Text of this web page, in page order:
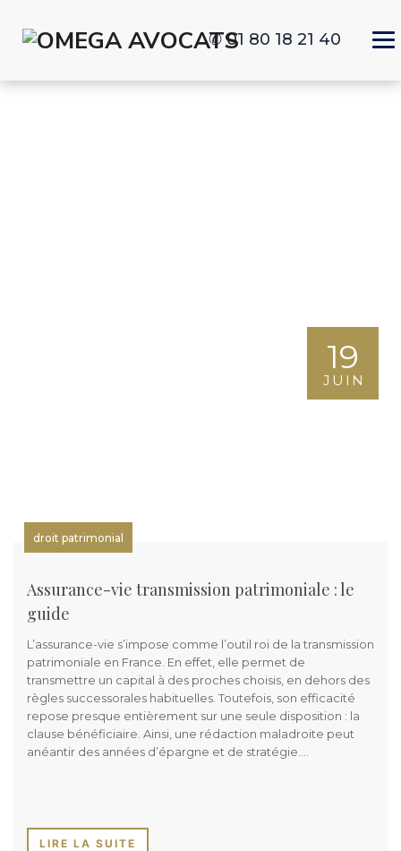
✆ 01 80 18 21 40
19
JUIN
droit patrimonial
Assurance-vie transmission patrimoniale : le
guide
L’assurance-vie s’impose comme l’outil roi de la transmission
patrimoniale en France. En effet, elle permet de
transmettre un capital à des proches choisis, en dehors des
règles successorales habituelles. Toutefois, son efficacité
repose presque entièrement sur une seule disposition : la
clause bénéficiaire. Ainsi, une rédaction maladroite peut
anéantir des années d’épargne et de stratégie….
LIRE LA SUITE